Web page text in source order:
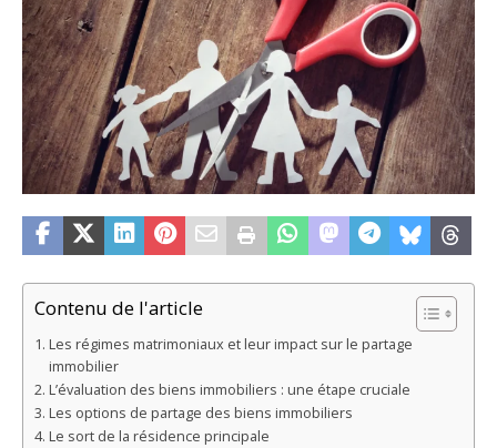
Contenu de l'article
Les régimes matrimoniaux et leur impact sur le partage
immobilier
L’évaluation des biens immobiliers : une étape cruciale
Les options de partage des biens immobiliers
Le sort de la résidence principale